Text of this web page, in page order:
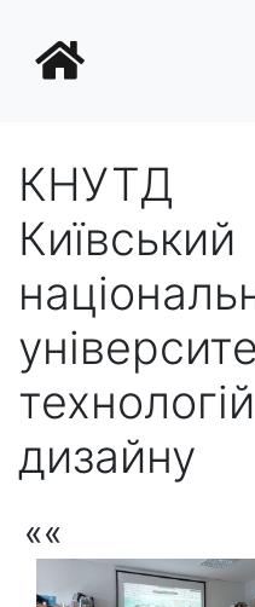
КНУТД
Київський
дизайну
««